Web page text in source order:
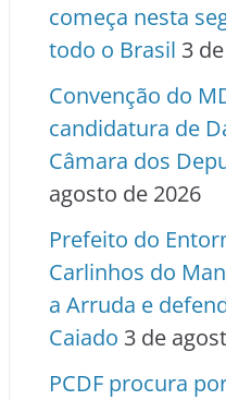
começa nesta
todo o Brasil 3
Convenção do
candidatura de
Câmara dos
agosto de 2026
Prefeito do
Carlinhos do
a Arruda e
Caiado 3 de
PCDF procura